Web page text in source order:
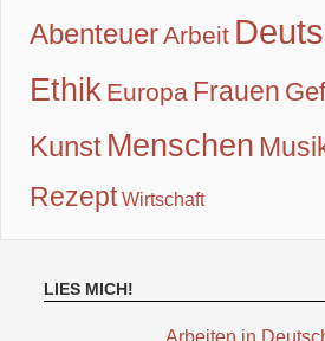
AbenteuerArbeit
Ethik Europa Frauen
Kunst Menschen
Rezept Wirtschaft
LIES MICH!
Arbeiten in